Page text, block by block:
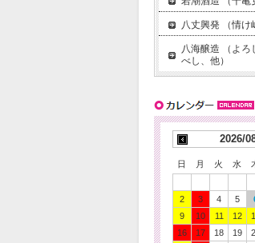
八丈興発 （情け
八海醸造 （よろ
べし、他）
2026/
日 月 火 水
2
3 4 5
9
10 11 12
16
17 18 19